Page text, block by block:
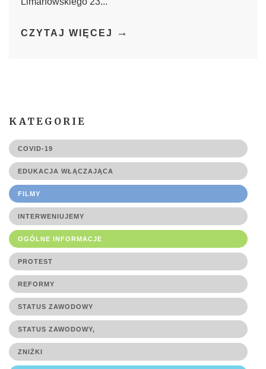
CZYTAJ WIĘCEJ →
KATEGORIE
COVID-19
EDUKACJA WŁĄCZAJĄCA
FILMY
INTERWENIUJEMY
OGÓLNE INFORMACJE
PROTEST
REFORMY
STATUS ZAWODOWY
STATUS ZAWODOWY,
ZNIŻKI